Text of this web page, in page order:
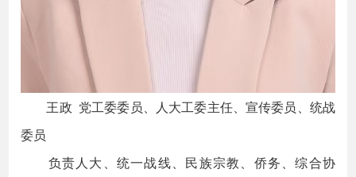
王政 党工委委员、人大工委主任、宣传委员、统战
委员
负责人大、统一战线、民族宗教、侨务、综合协